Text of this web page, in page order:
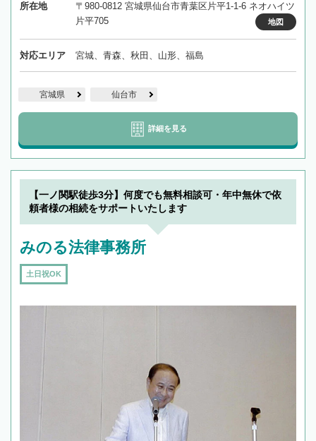
所在地
〒980-0812 宮城県仙台市青葉区片平1-1-6 ネオハイツ
片平705
地図
対応エリア 宮城、青森、秋田、山形、福島
宮城県 仙台市
詳細を見る
【一ノ関駅徒歩3分】何度でも無料相談可・年中無休で依
頼者様の相続をサポートいたします
みのる法律事務所
土日祝OK